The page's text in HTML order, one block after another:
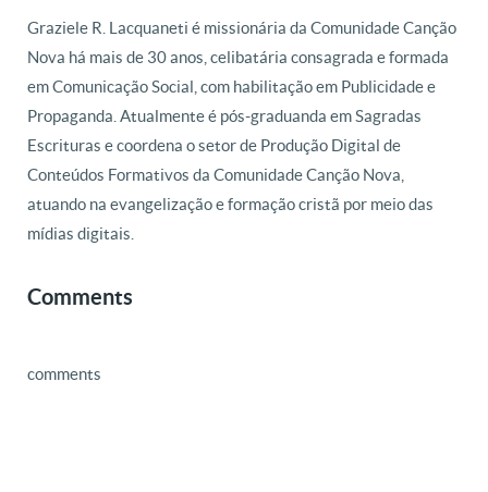
Graziele R. Lacquaneti é missionária da Comunidade Canção
Nova há mais de 30 anos, celibatária consagrada e formada
em Comunicação Social, com habilitação em Publicidade e
Propaganda. Atualmente é pós-graduanda em Sagradas
Escrituras e coordena o setor de Produção Digital de
Conteúdos Formativos da Comunidade Canção Nova,
atuando na evangelização e formação cristã por meio das
mídias digitais.
Comments
comments